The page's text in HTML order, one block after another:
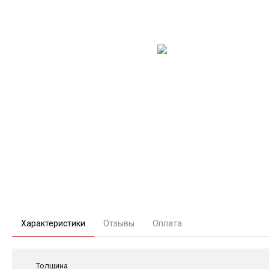
Характеристики Отзывы Оплата
Толщина